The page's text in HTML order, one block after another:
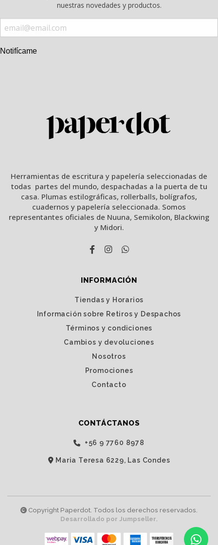
nuestras novedades y productos.
Notifícame
Herramientas de escritura y papelería seleccionadas de
todas partes del mundo, despachadas a la puerta de tu
casa. Plumas estilográficas, rollerballs, bolígrafos,
cuadernos y papelería seleccionada. Somos
representantes oficiales de Nuuna, Semikolon, Blackwing
y Midori.
INFORMACIÓN
Tiendas y Horarios
Información sobre Retiros y Despachos
Términos y condiciones
Cambios y devoluciones
Nosotros
Promociones
Contacto
CONTÁCTANOS
‭+56 9 7760 8978‬
Maria Teresa 6229, Las Condes
Copyright Paperdot. Todos los derechos reservados.
Desarrollado por Jumpseller